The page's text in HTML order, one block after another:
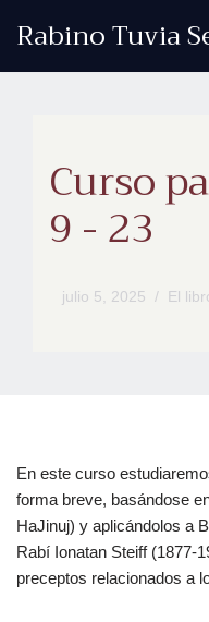
Rabino Tuvia
Curso
9 - 23
julio 5, 2025 El
En este curso
forma breve, basándose
HaJinuj) y aplicándolos a
Rabí Ionatan Steiff (1877-
preceptos relacionados a